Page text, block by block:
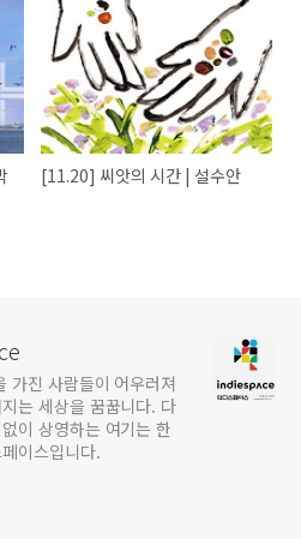
[11.20] 씨앗의 시간 | 설수안
가진 사람들이 어우러져
는 세상을 꿈꿉니다. 다
이 상영하는 여기는 한
이스입니다.